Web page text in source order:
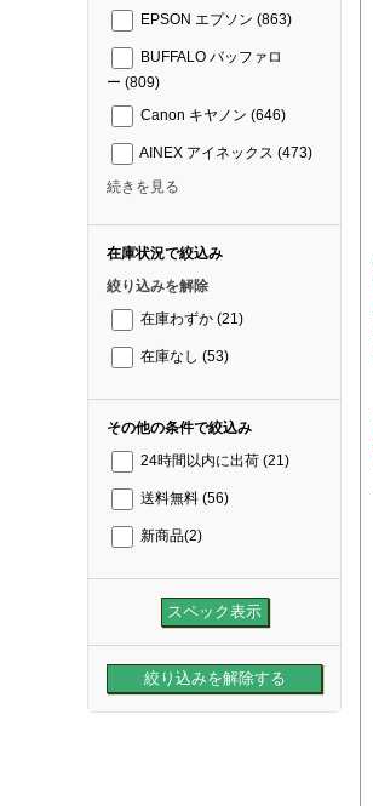
EPSON エプソン (863)
BUFFALO バッファロ
ー (809)
Canon キヤノン (646)
AINEX アイネックス (473)
続きを見る
在庫状況で絞込み
絞り込みを解除
在庫わずか (21)
在庫なし (53)
その他の条件で絞込み
24時間以内に出荷 (21)
送料無料 (56)
新商品(2)